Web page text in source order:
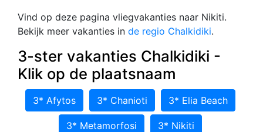
Vind op deze pagina vliegvakanties naar Nikiti.
Bekijk meer vakanties in de regio Chalkidiki.
3-ster vakanties Chalkidiki -
Klik op de plaatsnaam
3* Afytos 3* Chanioti 3* Elia Beach
3* Metamorfosi 3* Nikiti